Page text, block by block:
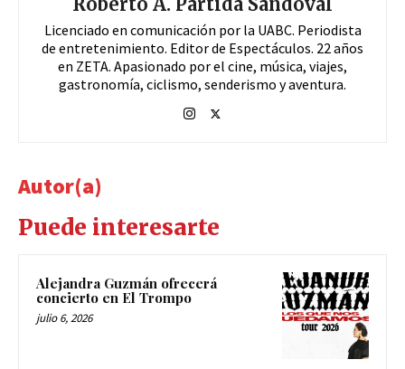
Roberto A. Partida Sandoval
Licenciado en comunicación por la UABC. Periodista
de entretenimiento. Editor de Espectáculos. 22 años
en ZETA. Apasionado por el cine, música, viajes,
gastronomía, ciclismo, senderismo y aventura.
Autor(a)
Puede interesarte
Alejandra Guzmán ofrecerá
concierto en El Trompo
julio 6, 2026